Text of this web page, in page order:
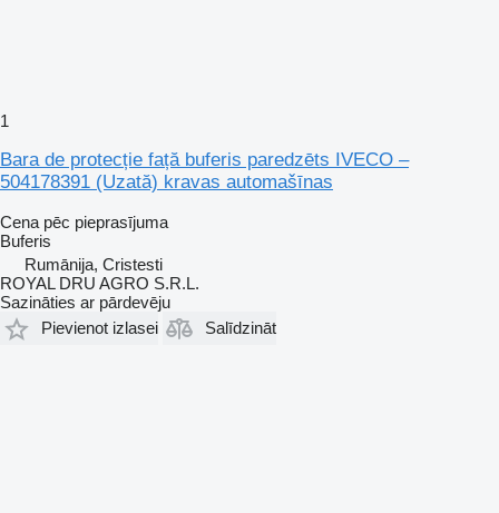
1
Bara de protecție față buferis paredzēts IVECO –
504178391 (Uzată) kravas automašīnas
Cena pēc pieprasījuma
Buferis
Rumānija, Cristesti
ROYAL DRU AGRO S.R.L.
Sazināties ar pārdevēju
Pievienot izlasei
Salīdzināt